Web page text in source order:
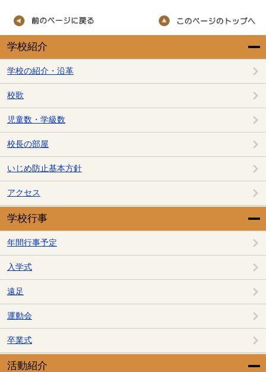
学校紹介
学校の紹介・沿革
校歌
児童数・学級数
校長の部屋
いじめ防止基本方針
アクセス
学校行事
年間行事予定
入学式
遠足
運動会
卒業式
活動紹介